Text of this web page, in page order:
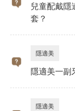
兒童配戴隱
套？
隱適美
隱適美一副
隱適美